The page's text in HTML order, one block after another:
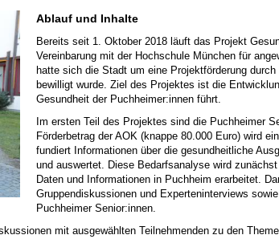
Ablauf und Inhalte
Bereits seit 1. Oktober 2018 läuft das Projekt
Vereinbarung mit der Hochschule München für
hatte sich die Stadt um eine Projektförderung
bewilligt wurde. Ziel des Projektes ist die
Gesundheit der Puchheimer:innen führt.
Im ersten Teil des Projektes sind die Puchheimer
Förderbetrag der AOK (knappe 80.000 Euro) wird
fundiert Informationen über die gesundheitliche
und auswertet. Diese Bedarfsanalyse wird
Daten und Informationen in Puchheim erarbeitet.
Gruppendiskussionen und Experteninterviews
Puchheimer Senior:innen.
mit ausgewählten Teilnehmenden zu den